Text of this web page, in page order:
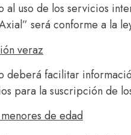
al uso de los servicios
será conforme a la
veraz
deberá facilitar
para la suscripción de
de edad